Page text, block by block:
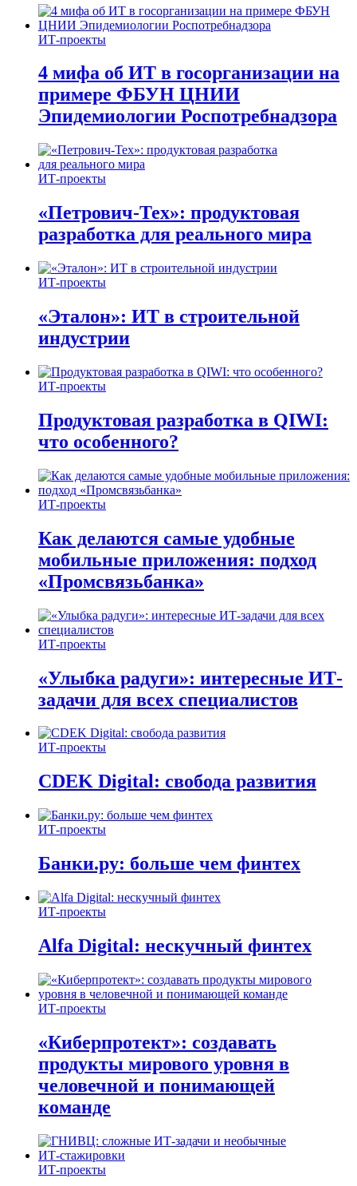
ИТ-проекты
4 мифа об ИТ в госорганизации на
примере ФБУН ЦНИИ
Эпидемиологии Роспотребнадзора
ИТ-проекты
«Петрович-Тех»: продуктовая
разработка для реального мира
ИТ-проекты
«Эталон»: ИТ в строительной
индустрии
ИТ-проекты
Продуктовая разработка в QIWI:
что особенного?
ИТ-проекты
Как делаются самые удобные
мобильные приложения: подход
«Промсвязьбанка»
ИТ-проекты
«Улыбка радуги»: интересные ИТ-
задачи для всех специалистов
ИТ-проекты
CDEK Digital: свобода развития
ИТ-проекты
Банки.ру: больше чем финтех
ИТ-проекты
Alfa Digital: нескучный финтех
ИТ-проекты
«Киберпротект»: создавать
продукты мирового уровня в
человечной и понимающей
команде
ИТ-проекты